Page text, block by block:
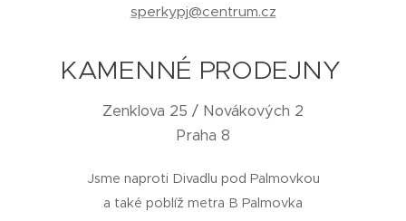
sperkypj@centrum.cz
KAMENNÉ PRODEJNY
Zenklova 25 / Novákových 2
Praha 8
Jsme naproti Divadlu pod Palmovkou
a také poblíž metra B Palmovka